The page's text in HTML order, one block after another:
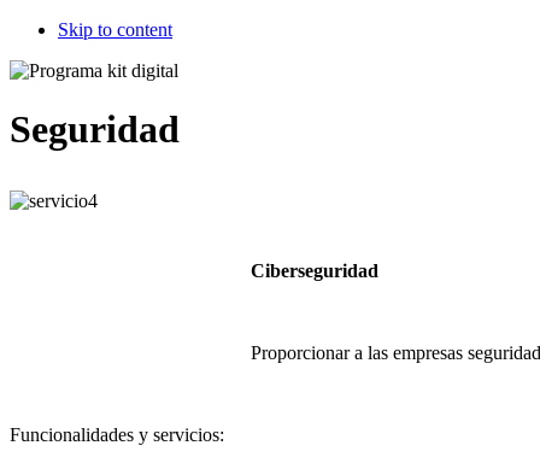
Skip to content
Seguridad
Ciberseguridad
Proporcionar a las empresas
Funcionalidades y servicios: